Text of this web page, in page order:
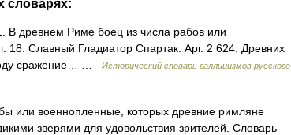
словарях:
В древнем Риме боец из числа рабов или
Славный Гладиатор Спартак. Арг. 2 624. Древних
сражение… …
Исторический словарь галлицизмов русского
или военнопленные, которых древние римляне
зверями для удовольствия зрителей. Словарь